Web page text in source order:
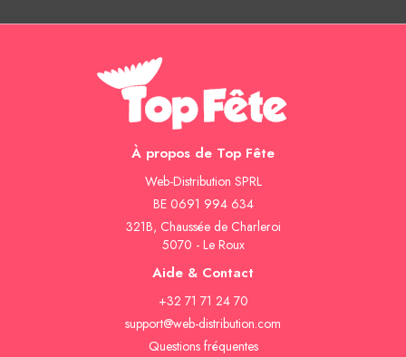
À propos de Top Fête
Web-Distribution SPRL
BE 0691 994 634
321B, Chaussée de Charleroi
5070 - Le Roux
Aide & Contact
+32 71 71 24 70
support@web-distribution.com
Questions fréquentes